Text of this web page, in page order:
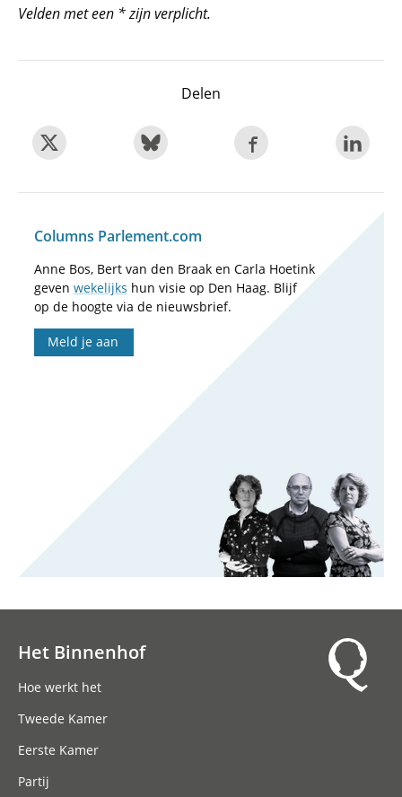
Velden met een * zijn verplicht.
Delen
Columns Parlement.com
Anne Bos, Bert van den Braak en Carla Hoetink
geven wekelijks hun visie op Den Haag. Blijf
op de hoogte via de nieuwsbrief.
Meld je aan
Het Binnenhof
Hoe werkt het
Tweede Kamer
Eerste Kamer
Partij